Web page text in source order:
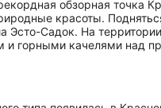
обзорная точка
красоты.
Эсто-Садок. На
горными качелями над